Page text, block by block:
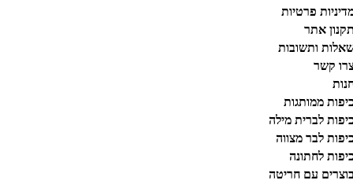
פרטיות
אתר
ותשובות
קשר
ממותגות
לברית מילה
לבר מצווה
לחתונה
עם חריטה